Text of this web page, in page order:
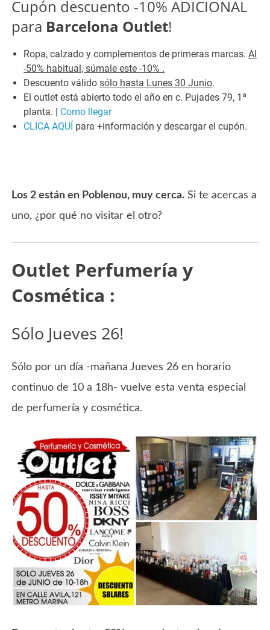
Cupón descuento -10% ADICIONAL
para Barcelona Outlet!
Ropa, calzado y complementos de primeras marcas.Al
-50% habitual, súmale este -10% .
Descuento válidosólo hasta Lunes 30 Junio.
El outlet está abierto todo el año en c. Pujades 79, 1ª
planta. | Como llegar
CLICA AQUÍ para +información y descargar el cupón.
Los 2 están en Poblenou, muy cerca. Si te acercas a
uno, ¿por qué no visitar el otro?
Outlet Perfumería y
Cosmética :
Sólo Jueves 26!
Sólo por un día -mañana Jueves 26 en horario
continuo de 10 a 18h- vuelve esta venta especial
de perfumería y cosmética.